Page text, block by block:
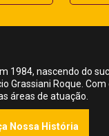
1984, nascendo do
Grassiani Roque. Com
áreas de atuação.
Nossa História